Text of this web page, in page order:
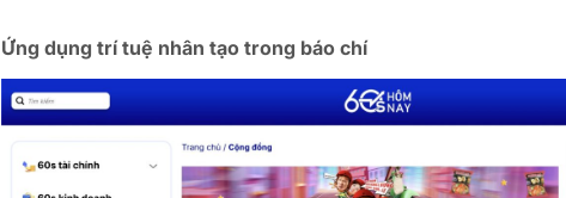
Ứng dụng trí tuệ nhân tạo trong báo chí